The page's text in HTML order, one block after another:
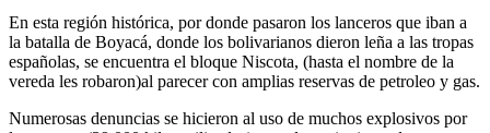
En esta región histórica, por donde pasaron los lanceros que iban a
la batalla de Boyacá, donde los bolivarianos dieron leña a las tropas
españolas, se encuentra el bloque Niscota, (hasta el nombre de la
vereda les robaron)al parecer con amplias reservas de petroleo y gas.
Numerosas denuncias se hicieron al uso de muchos explosivos por